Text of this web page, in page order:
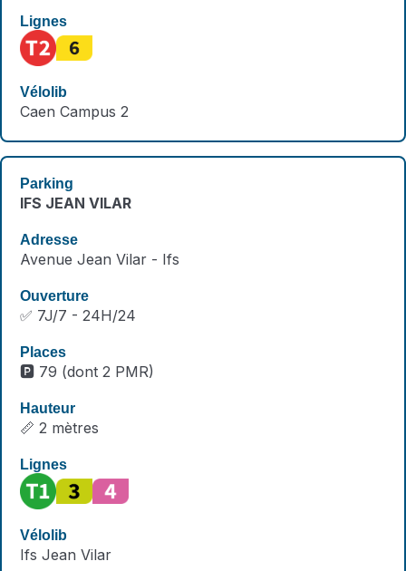
Caen Campus 2
IFS JEAN VILAR
Avenue Jean Vilar - Ifs
✅ 7J/7 - 24H/24
🅿️ 79 (dont 2 PMR)
📏 2 mètres
Ifs Jean Vilar